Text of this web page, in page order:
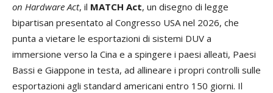
on Hardware Act, il MATCH Act, un disegno di legge
bipartisan presentato al Congresso USA nel 2026, che
punta a vietare le esportazioni di sistemi DUV a
immersione verso la Cina e a spingere i paesi alleati, Paesi
Bassi e Giappone in testa, ad allineare i propri controlli sulle
esportazioni agli standard americani entro 150 giorni. Il